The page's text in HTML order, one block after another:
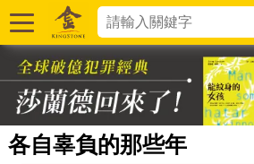
各自辜負的那些年